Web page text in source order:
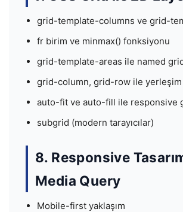
grid-template-columns ve grid-
fr birim ve minmax() fonksiyonu
grid-template-areas ile named
grid-column, grid-row ile yerleşim
auto-fit ve auto-fill ile responsive
subgrid (modern tarayıcılar)
8. Responsive
Media Query
Mobile-first yaklaşım